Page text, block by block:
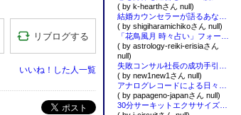
( by k-hearthさん null)
( by shigiharamichikoさん null)
( by astrology-reiki-erisiaさん
null)
( by new1new1さん null)
( by papageno-japanさん null)
リブログする
いいね！した人一覧
ポスト